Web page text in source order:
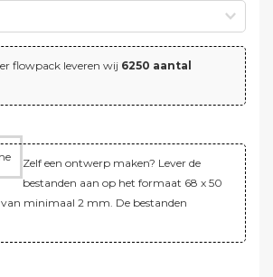
flowpack leveren wij 6250 aantal
Zelf een ontwerp maken? Lever de
bestanden aan op het formaat 68 x 50
minimaal 2 mm. De bestanden